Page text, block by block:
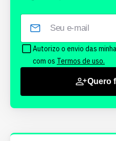
Autorizo o envio das
com os Termos de uso.
Quero